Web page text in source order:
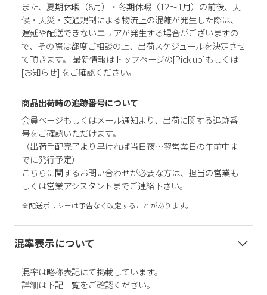
また、夏期休暇（8月）・冬期休暇（12～1月）の前後、天
候・天災・交通規制による物流上の混雑が発生した際は、
遅延や配送できないエリアが発生する場合がございますの
で、その際は都度ご相談の上、出荷スケジュールを決定させ
て頂きます。 最新情報はトップページの[Pick up]もしくは
[お知らせ] をご確認ください。
商品出荷時の追跡番号について
会員ページもしくはメール通知より、出荷に関する追跡番
号をご確認いただけます。
（出荷手配完了より早ければ当日夜～翌営業日の午前中ま
でに発行予定）
こちらに関するお問い合わせが必要な方は、担当の営業も
しくは営業アシスタントまでご連絡下さい。
※配送ポリシーは予告なく改定することがあります。
混率表示について
混率は略称表記にて掲載しています。
詳細は下記一覧をご確認ください。